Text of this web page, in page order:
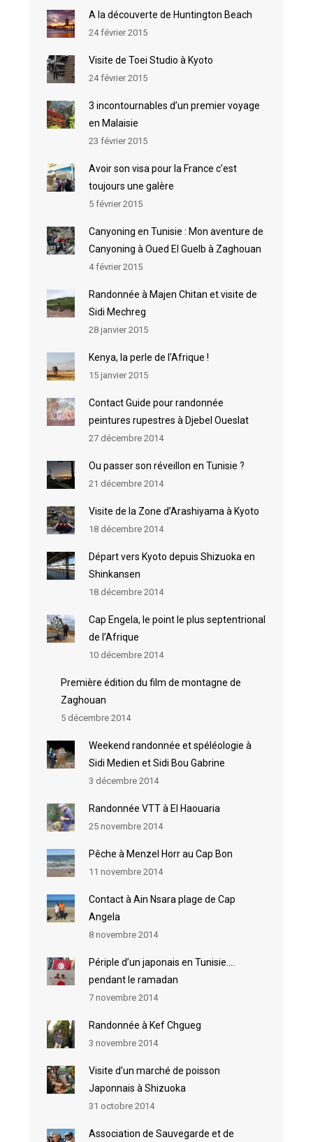
A la découverte de Huntington Beach
24 février 2015
Visite de Toei Studio à Kyoto
24 février 2015
3 incontournables d’un premier voyage
en Malaisie
23 février 2015
Avoir son visa pour la France c’est
toujours une galère
5 février 2015
Canyoning en Tunisie : Mon aventure de
Canyoning à Oued El Guelb à Zaghouan
4 février 2015
Randonnée à Majen Chitan et visite de
Sidi Mechreg
28 janvier 2015
Kenya, la perle de l’Afrique !
15 janvier 2015
Contact Guide pour randonnée
peintures rupestres à Djebel Oueslat
27 décembre 2014
Ou passer son réveillon en Tunisie ?
21 décembre 2014
Visite de la Zone d’Arashiyama à Kyoto
18 décembre 2014
Départ vers Kyoto depuis Shizuoka en
Shinkansen
18 décembre 2014
Cap Engela, le point le plus septentrional
de l’Afrique
10 décembre 2014
Première édition du film de montagne de
Zaghouan
5 décembre 2014
Weekend randonnée et spéléologie à
Sidi Medien et Sidi Bou Gabrine
3 décembre 2014
Randonnée VTT à El Haouaria
25 novembre 2014
Pêche à Menzel Horr au Cap Bon
11 novembre 2014
Contact à Ain Nsara plage de Cap
Angela
8 novembre 2014
Périple d’un japonais en Tunisie….
pendant le ramadan
7 novembre 2014
Randonnée à Kef Chgueg
3 novembre 2014
Visite d’un marché de poisson
Japonnais à Shizuoka
31 octobre 2014
Association de Sauvegarde et de